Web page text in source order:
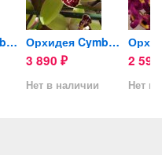
Орхидея Cymbidium Орхидея Cymbidium
3 890 ₽
Нет в наличии
2 590
Нет в